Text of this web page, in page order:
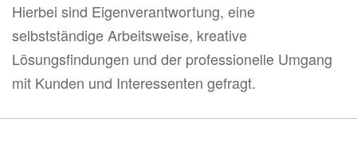
Hierbei sind Eigenverantwortung, eine
selbstständige Arbeitsweise, kreative
Lösungsfindungen und der professionelle Umgang
mit Kunden und Interessenten gefragt.